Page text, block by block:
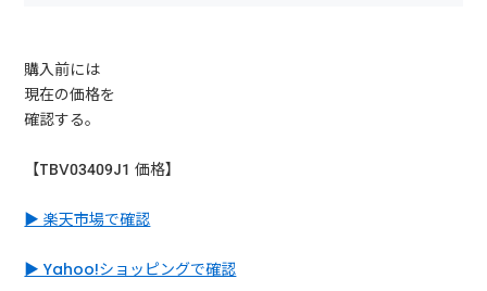
購入前には
現在の価格を
確認する。
【TBV03409J1 価格】
▶ 楽天市場で確認
▶ Yahoo!ショッピングで確認